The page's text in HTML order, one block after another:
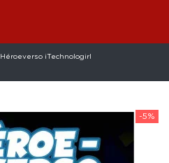
Héroeverso ¡Technologirl
-5%